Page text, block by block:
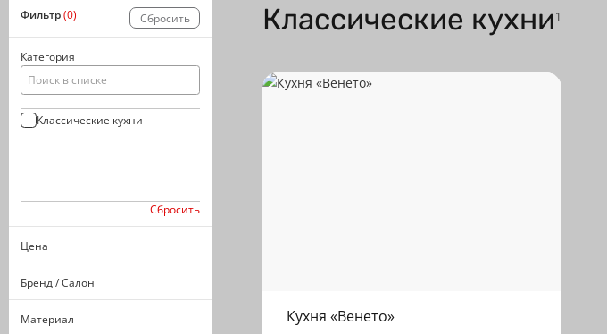
Фильтр(0) Сбросить
Категория
Классические кухни
Сбросить
Цена
Бренд / Салон
Материал
Классические кухни1
Кухня «Венето»